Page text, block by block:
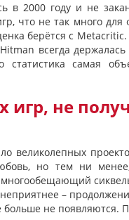
в 2000 году и не
что не так много
берётся с
всегда
статистика самая
игр, не
великолепных
но тем ни
–
не появляются.